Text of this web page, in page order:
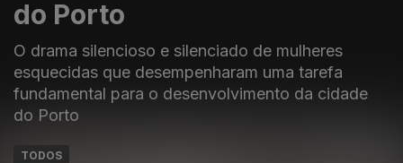
do Porto
O drama silencioso e silenciado de mulheres
esquecidas que desempenharam uma tarefa
fundamental para o desenvolvimento da cidade
do Porto
TODOS